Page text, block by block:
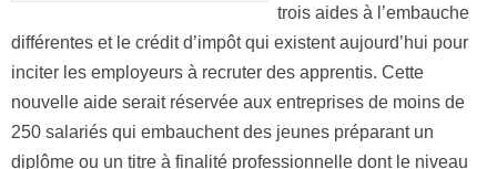
trois aides à l’embauche
différentes et le crédit d’impôt qui existent aujourd’hui pour
inciter les employeurs à recruter des apprentis. Cette
nouvelle aide serait réservée aux entreprises de moins de
250 salariés qui embauchent des jeunes préparant un
diplôme ou un titre à finalité professionnelle dont le niveau